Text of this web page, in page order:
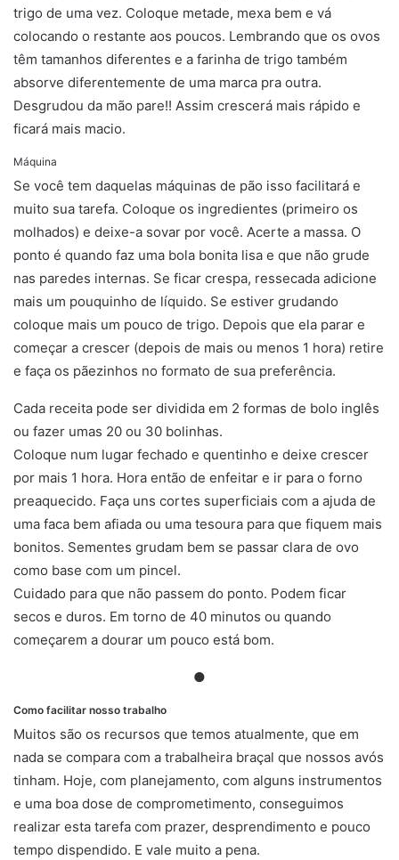
trigo de uma vez. Coloque metade, mexa bem e vá
colocando o restante aos poucos. Lembrando que os ovos
têm tamanhos diferentes e a farinha de trigo também
absorve diferentemente de uma marca pra outra.
Desgrudou da mão pare!! Assim crescerá mais rápido e
ficará mais macio.
Máquina
Se você tem daquelas máquinas de pão isso facilitará e
muito sua tarefa. Coloque os ingredientes (primeiro os
molhados) e deixe-a sovar por você. Acerte a massa. O
ponto é quando faz uma bola bonita lisa e que não grude
nas paredes internas. Se ficar crespa, ressecada adicione
mais um pouquinho de líquido. Se estiver grudando
coloque mais um pouco de trigo. Depois que ela parar e
começar a crescer (depois de mais ou menos 1 hora) retire
e faça os pãezinhos no formato de sua preferência.
Cada receita pode ser dividida em 2 formas de bolo inglês
ou fazer umas 20 ou 30 bolinhas.
Coloque num lugar fechado e quentinho e deixe crescer
por mais 1 hora. Hora então de enfeitar e ir para o forno
preaquecido. Faça uns cortes superficiais com a ajuda de
uma faca bem afiada ou uma tesoura para que fiquem mais
bonitos. Sementes grudam bem se passar clara de ovo
como base com um pincel.
Cuidado para que não passem do ponto. Podem ficar
secos e duros. Em torno de 40 minutos ou quando
começarem a dourar um pouco está bom.
●
Como facilitar nosso trabalho
Muitos são os recursos que temos atualmente, que em
nada se compara com a trabalheira braçal que nossos avós
tinham. Hoje, com planejamento, com alguns instrumentos
e uma boa dose de comprometimento, conseguimos
realizar esta tarefa com prazer, desprendimento e pouco
tempo dispendido. E vale muito a pena.